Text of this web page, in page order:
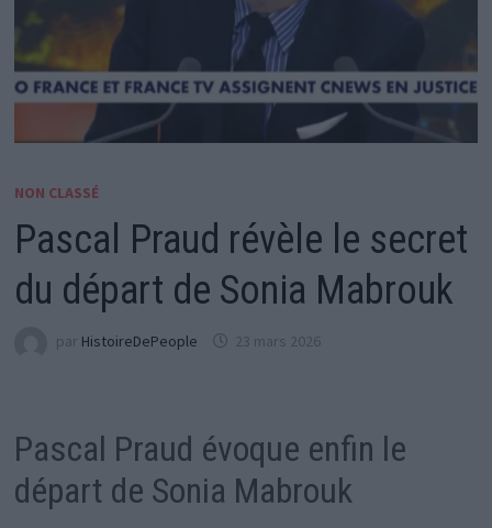
NON CLASSÉ
Pascal Praud révèle le secret
du départ de Sonia Mabrouk
par HistoireDePeople 23 mars 2026
Pascal Praud évoque enfin le
départ de Sonia Mabrouk